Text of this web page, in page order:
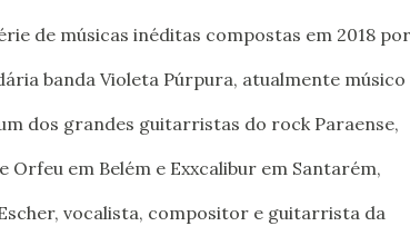
de músicas inéditas compostas em 2018 por
banda Violeta Púrpura, atualmente músico
dos grandes guitarristas do rock Paraense,
em Belém e Exxcalibur em Santarém,
vocalista, compositor e guitarrista da